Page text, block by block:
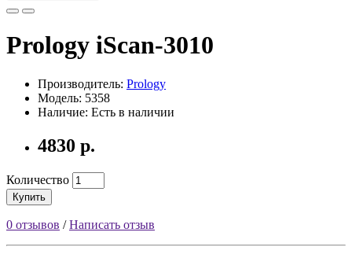
Prology iScan-3010
Производитель: Prology
Модель: 5358
Наличие: Есть в наличии
4830 р.
Количество
Купить
0 отзывов /Написать отзыв